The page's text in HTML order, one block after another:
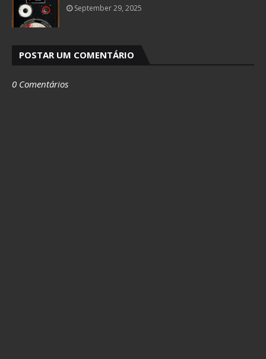
September 29, 2025
POSTAR UM COMENTÁRIO
0 Comentários